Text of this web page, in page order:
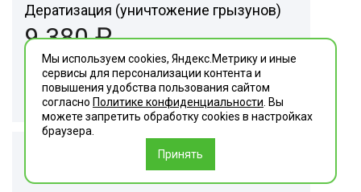
Дератизация (уничтожение грызунов)
9 380 ₽
Заказать
Мы используем cookies, Яндекс.Метрику и иные
сервисы для персонализации контента и
повышения удобства пользования сайтом
согласно Политике конфиденциальности . Вы
можете запретить обработку сookies в настройках
браузера.
Принять